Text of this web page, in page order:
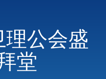
公会盛
堂